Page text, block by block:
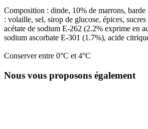
Composition : dinde, 10% de marrons, barde
: volaille, sel, sirop de glucose, épices, sucres
acétate de sodium E-262 (2.2% exprime en
sodium ascorbate E-301 (1.7%), acide
Conserver entre 0°C et 4°C
Nous vous proposons également